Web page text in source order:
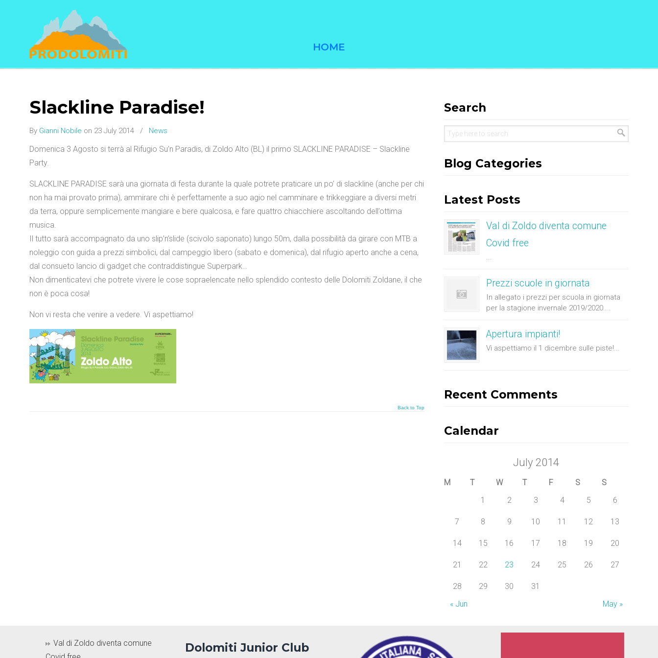
HOME
Slackline Paradise!
By Gianni Nobile on 23 July 2014 / News
Domenica 3 Agosto si terrà al Rifugio Su’n Paradis, di Zoldo Alto (BL) il primo SLACKLINE PARADISE – Slackline
Party.
SLACKLINE PARADISE sarà una giornata di festa durante la quale potrete praticare un po’ di slackline (anche per chi
non ha mai provato prima), ammirare chi è perfettamente a suo agio nel camminare e trikkeggiare a diversi metri
da terra, oppure semplicemente mangiare e bere qualcosa, e fare quattro chiacchiere ascoltando dell’ottima
musica.
Il tutto sarà accompagnato da uno slip’n’slide (scivolo saponato) lungo 50m, dalla possibilità da girare con MTB a
noleggio con guida a prezzi simbolici, dal campeggio libero (sabato e domenica), dal rifugio aperto anche a cena,
dal consueto lancio di gadget che contraddistingue Superpark…
Non dimenticatevi che potrete vivere le cose sopraelencate nello splendido contesto delle Dolomiti Zoldane, il che
non è poca cosa!
Non vi resta che venire a vedere. Vi aspettiamo!
Back to Top
Search
Blog Categories
Latest Posts
Val di Zoldo diventa comune
Covid free
...
Prezzi scuole in giornata
In allegato i prezzi per scuola in giornata
per la stagione invernale 2019/2020....
Apertura impianti!
Vi aspettiamo il 1 dicembre sulle piste!...
Recent Comments
Calendar
July 2014
M T W T F S
S
1
2 3 4 5 6
7 8 9 10 11 12 13
14 15 16 17 18 19 20
21 22 23 24 25 26 27
28 29 30
31
« Jun
May »
Val di Zoldo diventa comune
Dolomiti Junior Club